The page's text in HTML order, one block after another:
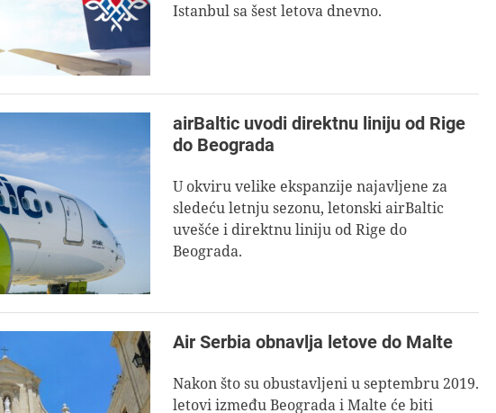
Istanbul sa šest letova dnevno.
airBaltic uvodi direktnu liniju od Rige
do Beograda
U okviru velike ekspanzije najavljene za
sledeću letnju sezonu, letonski airBaltic
uvešće i direktnu liniju od Rige do
Beograda.
Air Serbia obnavlja letove do Malte
Nakon što su obustavljeni u septembru 2019.
letovi između Beograda i Malte će biti